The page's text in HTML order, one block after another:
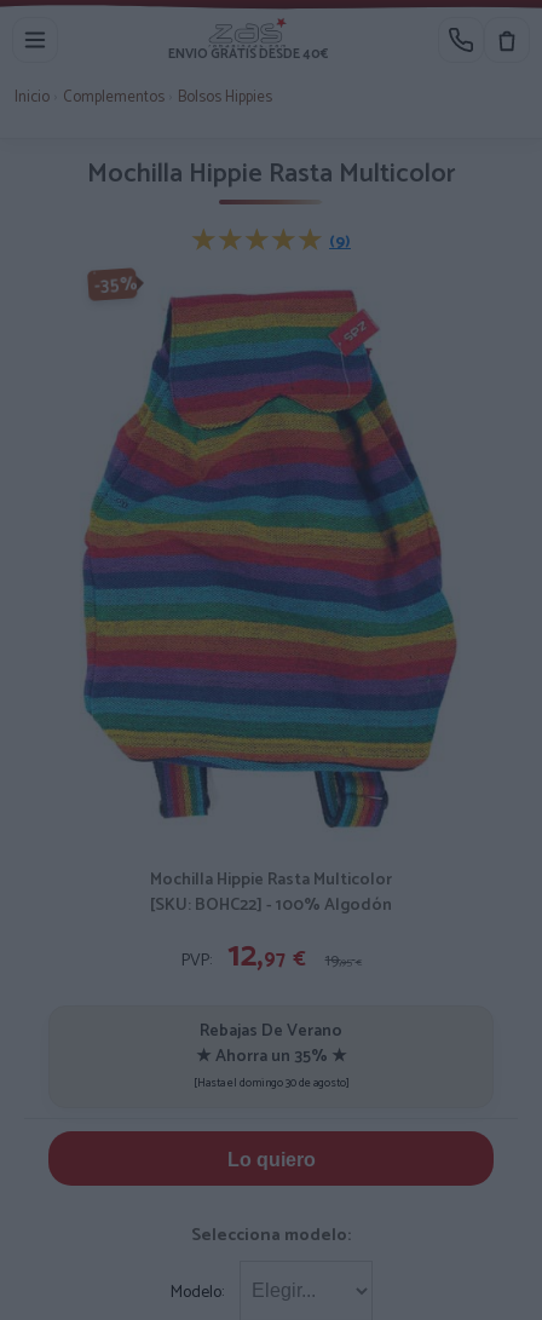
ENVIO GRATIS DESDE 40€
Inicio Complementos Bolsos Hippies
Mochilla Hippie Rasta Multicolor
★★★★★
★★★★★ (9)
-35%
Mochilla Hippie Rasta Multicolor
[SKU: BOHC22] - 100% Algodón
PVP:
12,97 € 19,95 €
Rebajas De Verano
★ Ahorra un 35% ★
[Hasta el domingo 30 de agosto]
Lo quiero
Selecciona modelo:
Modelo: